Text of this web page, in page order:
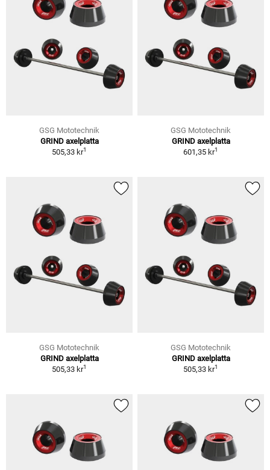
GSG Mototechnik
GRIND axelplatta
505,33 kr1
GSG Mototechnik
GRIND axelplatta
601,35 kr1
GSG Mototechnik
GRIND axelplatta
505,33 kr1
GSG Mototechnik
GRIND axelplatta
505,33 kr1